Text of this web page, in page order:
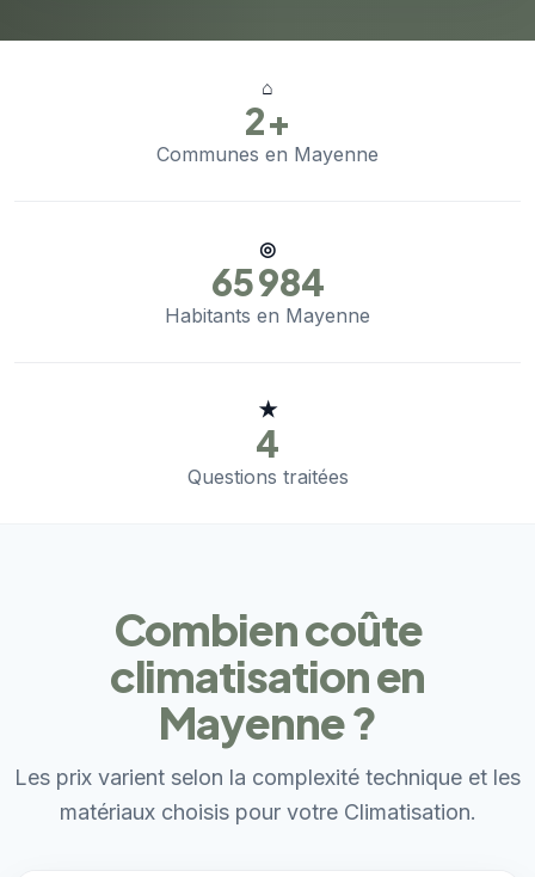
⌂
2+
Communes en Mayenne
◎
65 984
Habitants en Mayenne
★
4
Questions traitées
Combien coûte
climatisation en
Mayenne ?
Les prix varient selon la complexité technique et les
matériaux choisis pour votre Climatisation.